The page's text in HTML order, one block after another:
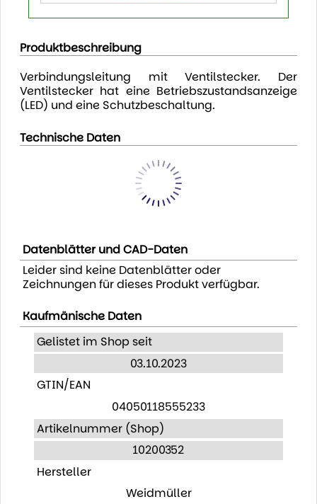
Produktbeschreibung
Verbindungsleitung mit Ventilstecker. Der
Ventilstecker hat eine Betriebszustandsanzeige
(LED) und eine Schutzbeschaltung.
Technische Daten
Datenblätter und CAD-Daten
Leider sind keine Datenblätter oder
Zeichnungen für dieses Produkt verfügbar.
Kaufmänische Daten
Gelistet im Shop seit
03.10.2023
GTIN/EAN
04050118555233
Artikelnummer (Shop)
10200352
Hersteller
Weidmüller